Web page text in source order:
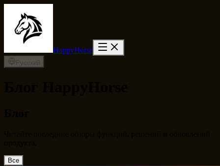
HappyHorse
Все